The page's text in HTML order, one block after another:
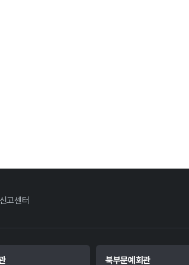
고센터
북부문예회관